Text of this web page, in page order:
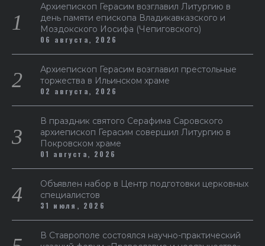
Архиепископ Герасим возглавил Литургию в
день памяти епископа Владикавказского и
Моздокского Иосифа (Чепиговского)
06 августа, 2026
Архиепископ Герасим возглавил престольные
торжества в Ильинском храме
02 августа, 2026
В праздник святого Серафима Саровского
архиепископ Герасим совершил Литургию в
Покровском храме
01 августа, 2026
Объявлен набор в Центр подготовки церковных
специалистов
31 июля, 2026
В Ставрополе состоялся научно-практический